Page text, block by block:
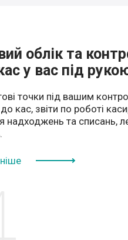
облік та
у вас під
точки під вашим
кас, звіти по роботі
надходжень та списань,